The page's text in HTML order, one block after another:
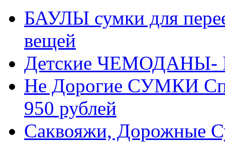
БАУЛЫ сумки для
вещей
Детские ЧЕМОДАНЫ-
Не Дорогие СУМКИ
950 рублей
Саквояжи, Дорожные